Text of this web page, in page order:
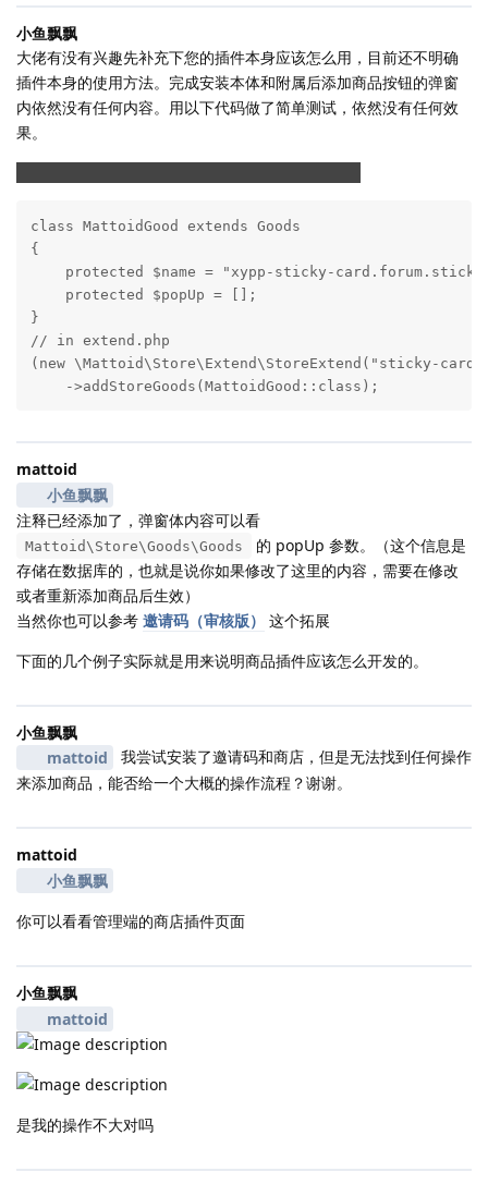
小鱼飘飘
大佬有没有兴趣先补充下您的插件本身应该怎么用，目前还不明确
插件本身的使用方法。完成安装本体和附属后添加商品按钮的弹窗
内依然没有任何内容。用以下代码做了简单测试，依然没有任何效
果。
class MattoidGood extends Goods
{
protected $name = "xypp-sticky-
    protected $popUp = [];
}
// in extend.php
(new \Mattoid\Store\Extend\StoreExtend("sticky-
    ->addStoreGoods(MattoidGood::class);
mattoid
小鱼飘飘
注释已经添加了，弹窗体内容可以看
Mattoid\Store\Goods\Goods
的 popUp 参数。（这个信息是
存储在数据库的，也就是说你如果修改了这里的内容，需要在修改
或者重新添加商品后生效）
当然你也可以参考 邀请码（审核版）
这个拓展
下面的几个例子实际就是用来说明商品插件应该怎么开发的。
小鱼飘飘
mattoid
我尝试安装了邀请码和商店，但是无法找到任何操作
来添加商品，能否给一个大概的操作流程？谢谢。
mattoid
小鱼飘飘
你可以看看管理端的商店插件页面
小鱼飘飘
mattoid
是我的操作不大对吗